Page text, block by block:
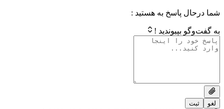
پاسخ به هستید :
!